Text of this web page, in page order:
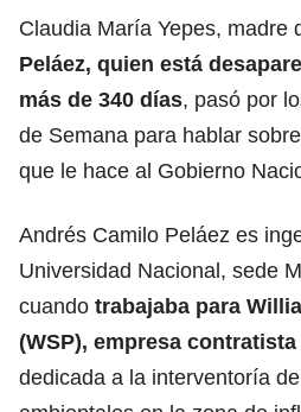
Claudia María Yepes, madre
Peláez, quien está
más de 340 días, pasó por
de Semana para hablar
que le hace al Gobierno
Andrés Camilo Peláez es
Universidad Nacional, sede
cuando trabajaba para
(WSP), empresa
dedicada a la interventoría